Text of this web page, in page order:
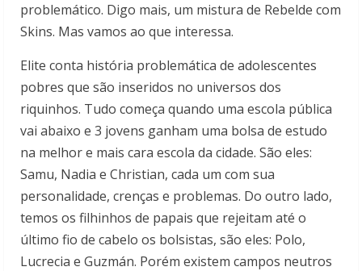
problemático. Digo mais, um mistura de Rebelde com
Skins. Mas vamos ao que interessa.
Elite conta história problemática de adolescentes
pobres que são inseridos no universos dos
riquinhos. Tudo começa quando uma escola pública
vai abaixo e 3 jovens ganham uma bolsa de estudo
na melhor e mais cara escola da cidade. São eles:
Samu, Nadia e Christian, cada um com sua
personalidade, crenças e problemas. Do outro lado,
temos os filhinhos de papais que rejeitam até o
último fio de cabelo os bolsistas, são eles: Polo,
Lucrecia e Guzmán. Porém existem campos neutros